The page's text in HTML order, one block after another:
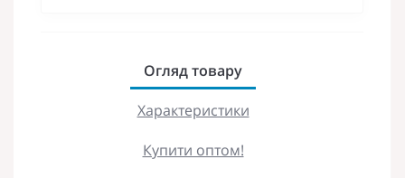
Огляд товару
Характеристики
Купити оптом!